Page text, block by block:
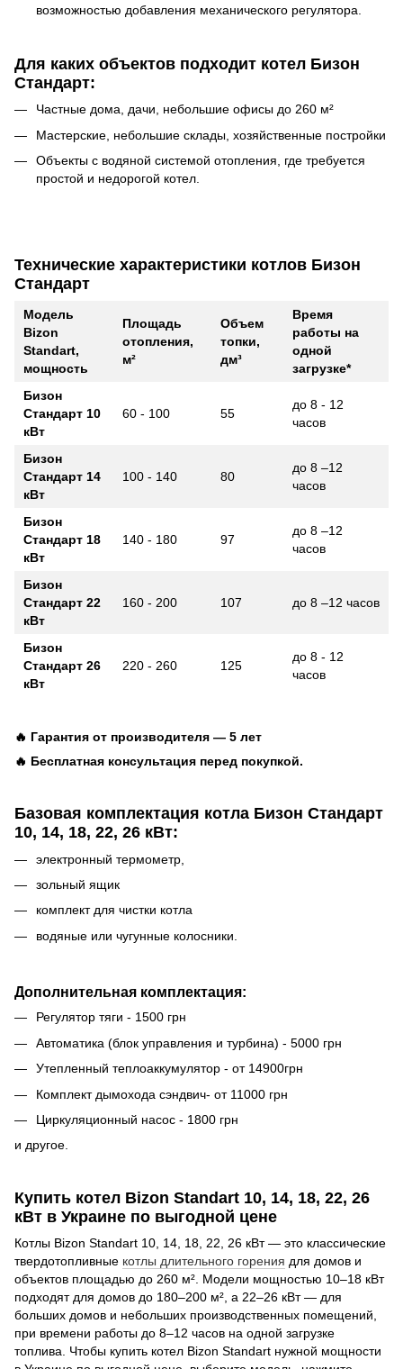
возможностью добавления механического регулятора.
Для каких объектов подходит котел Бизон
Стандарт:
Частные дома, дачи, небольшие офисы до 260 м²
Мастерские, небольшие склады, хозяйственные постройки
Объекты с водяной системой отопления, где требуется
простой и недорогой котел.
Технические характеристики котлов Бизон
Стандарт
Модель
Bizon
Standart,
мощность
Площадь
отопления,
м²
Объем
топки,
дм³
Время
работы на
одной
загрузке*
Бизон
Стандарт 10
кВт
60 - 100 55
до 8 - 12
часов
Бизон
Стандарт 14
кВт
100 - 140 80
до 8 –12
часов
Бизон
Стандарт 18
кВт
140 - 180 97
до 8 –12
часов
Бизон
Стандарт 22
кВт
160 - 200 107 до 8 –12 часов
Бизон
Стандарт 26
кВт
220 - 260 125
до 8 - 12
часов
🔥 Гарантия от производителя — 5 лет
🔥 Бесплатная консультация перед покупкой.
Базовая комплектация котла Бизон Стандарт
10, 14, 18, 22, 26 кВт:
электронный термометр,
зольный ящик
комплект для чистки котла
водяные или чугунные колосники.
Дополнительная комплектация:
Регулятор тяги - 1500 грн
Автоматика (блок управления и турбина) - 5000 грн
Утепленный теплоаккумулятор - от 14900грн
Комплект дымохода сэндвич- от 11000 грн
Циркуляционный насос - 1800 грн
и другое.
Купить котел Bizon Standart 10, 14, 18, 22, 26
кВт в Украине по выгодной цене
Котлы Bizon Standart 10, 14, 18, 22, 26 кВт — это классические
твердотопливные котлы длительного горения для домов и
объектов площадью до 260 м². Модели мощностью 10–18 кВт
подходят для домов до 180–200 м², а 22–26 кВт — для
больших домов и небольших производственных помещений,
при времени работы до 8–12 часов на одной загрузке
топлива. Чтобы купить котел Bizon Standart нужной мощности